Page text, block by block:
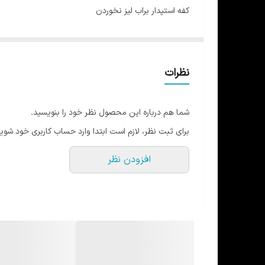
کفه استپدار براب لیز نخوردن
مناسب برای انواع رشته های ورزشی
در 3 رنگ و 2 سایز
+ برای سفارش عمده، فقط تماس بگیرید
نظرات
شما هم درباره این محصول نظر خود را بنویسید.
برای ثبت نظر، لازم است ابتدا وارد حساب کاربری خود
افزودن نظر